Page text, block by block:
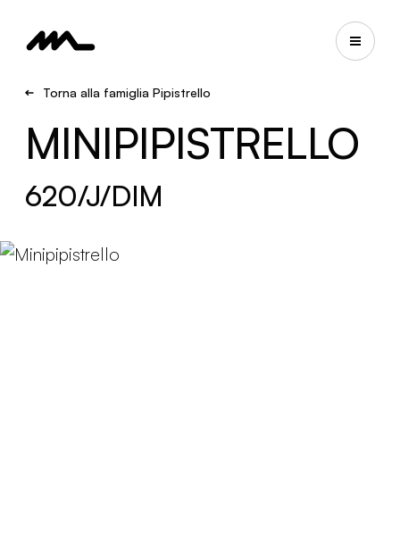
Torna alla famiglia Pipistrello
MINIPIPISTRELLO
620/J/DIM